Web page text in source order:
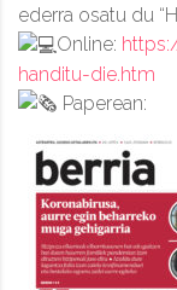
ederra osatu du
Online:
handitu-die.htm
Paperean: